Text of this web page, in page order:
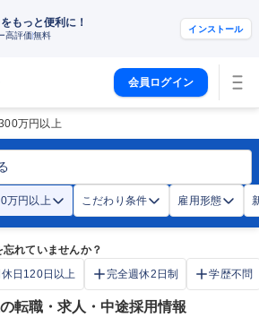
もっと便利に！
高評価無料
インストール
会員ログイン
万円以上
万円以上 こだわり条件 雇用形態
れていませんか？
日120日以上 完全週休2日制 学歴不問
転職・求人・中途採用情報